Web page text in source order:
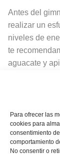
Para ofrecer las
cookies para
consentimiento
comportamiento
No consentir o
Antes del
realizar un
niveles de
te
aguacate y
¡Tu